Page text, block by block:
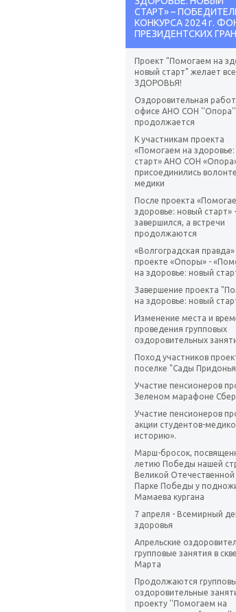
СТАРТ» –
КОНКУРСА 2024 г.
ПРЕЗИДЕНТСКИХ
Проект "Помогаем на
новый старт" желает
ЗДОРОВЬЯ!
Оздоровительная
офисе АНО СОН ''Опора''
продолжается
К участникам проекта
«Помогаем на
старт» АНО СОН
присоединились
медики
После проекта
здоровье: новый старт»
завершился, а встречи
продолжаются
«Волгоградская правда»
проекте «Опоры» -
на здоровье: новый
Завершение проекта
на здоровье: новый
Изменение места и
проведения групповых
оздоровительных
Поход участников
поселке "Сады
Участие пенсионеров
Зеленом марафоне
Участие пенсионеров
акции студентов-
историю».
Марш-бросок,
летию Победы нашей
Великой Отечественной
Парке Победы у
Мамаева кургана
7 апреля - Всемирный
здоровья
Апрельские
групповые занятия в
Марта
Продолжаются
оздоровительные
проекту ''Помогаем на